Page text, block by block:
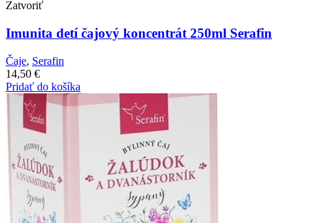
Zatvoriť
Imunita detí čajový koncentrát 250ml Serafin
Čaje, Serafin
14,50 €
Pridať do košíka